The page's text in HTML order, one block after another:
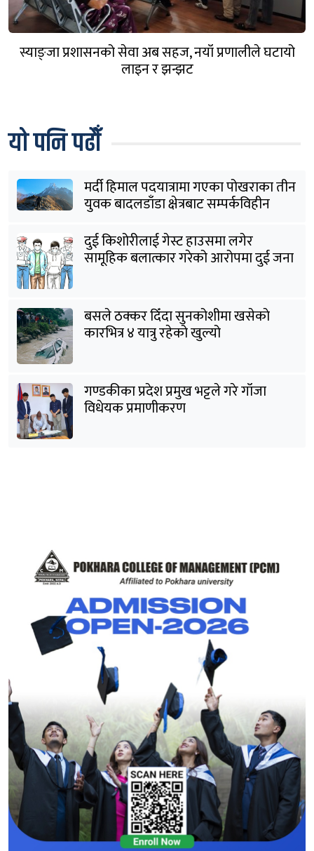
स्याङ्जा प्रशासनको सेवा अब सहज, नयाँ प्रणालीले घटायो
लाइन र झन्झट
यो पनि पढौँ
मर्दी हिमाल पदयात्रामा गएका पोखराका तीन
युवक बादलडाँडा क्षेत्रबाट सम्पर्कविहीन
दुई किशोरीलाई गेस्ट हाउसमा लगेर
सामूहिक बलात्कार गरेको आरोपमा दुई जना
पक्राउ
बसले ठक्कर दिँदा सुनकोशीमा खसेकाे
कारभित्र ४ यात्रु रहेको खुल्यो
गण्डकीका प्रदेश प्रमुख भट्टले गरे गाँजा
विधेयक प्रमाणीकरण